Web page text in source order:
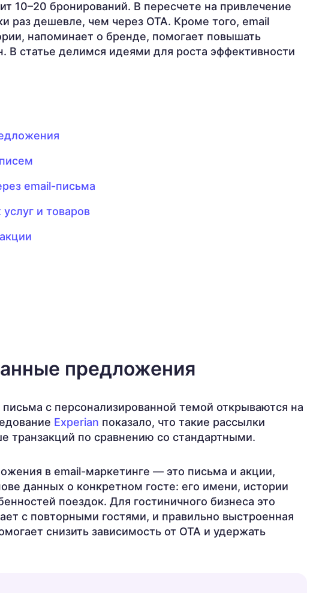
10–20 бронирований. В пересчете на привлечение
раз дешевле, чем через OTA. Кроме того, email
напоминает о бренде, помогает повышать
В статье делимся идеями для роста эффективности
email-письма
и товаров
предложения
письма с персонализированной темой открываются на
Experian показало, что такие рассылки
транзакций по сравнению со стандартными.
в email-маркетинге — это письма и акции,
данных о конкретном госте: его имени, истории
поездок. Для гостиничного бизнеса это
с повторными гостями, и правильно выстроенная
снизить зависимость от OTA и удержать